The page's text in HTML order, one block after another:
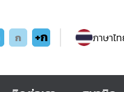
ก +ก ภาษาไ